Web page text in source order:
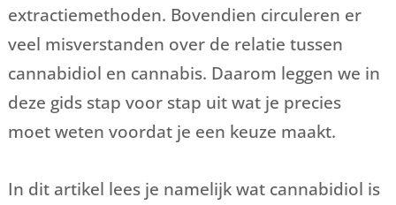
extractiemethoden. Bovendien circuleren er
veel misverstanden over de relatie tussen
cannabidiol en cannabis. Daarom leggen we in
deze gids stap voor stap uit wat je precies
moet weten voordat je een keuze maakt.
In dit artikel lees je namelijk wat cannabidiol is